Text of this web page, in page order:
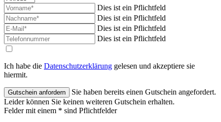
Dies ist ein Pflichtfeld
Dies ist ein Pflichtfeld
Dies ist ein Pflichtfeld
Dies ist ein Pflichtfeld
Ich habe die Datenschutzerklärung gelesen und akzeptiere sie
hiermit.
Sie haben bereits einen Gutschein angefordert.
Leider können Sie keinen weiteren Gutschein erhalten.
Felder mit einem * sind Pflichtfelder